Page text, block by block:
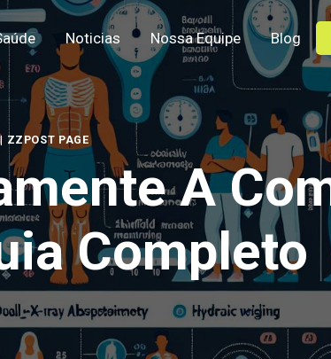
Noticias Nossa Equipe Blog
ZZPOST PAGE
A
Completo